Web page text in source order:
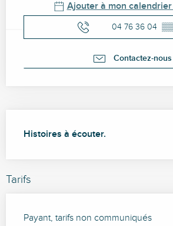
Ajouter à mon
04 76 36 04 ▒▒
Contactez-nous
Histoires à écouter.
Tarifs
Payant, tarifs non communiqués